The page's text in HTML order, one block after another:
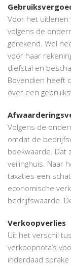
Voor het
volgens de
gerekend. Wel
voor haar
diefstal en
Bovendien heeft
over een
Volgens de
omdat de
boekwaarde. Dat
veilinghuis. Naar
taxaties een
economische
bedrijfswaarde.
Verkoopverlies
Uit het verschil
verkoopnota’s
inderdaad